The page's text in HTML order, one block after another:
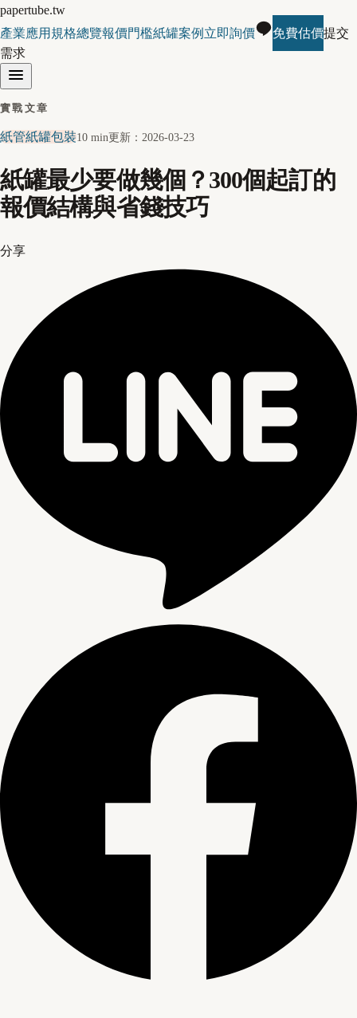
papertube.tw
產業應用 規格總覽報價門檻紙罐案例 立即詢價 免費估價提交
需求
實戰文章
紙管紙罐包裝10 min更新： 2026-03-23
紙罐最少要做幾個？300個起訂的
報價結構與省錢技巧
分享